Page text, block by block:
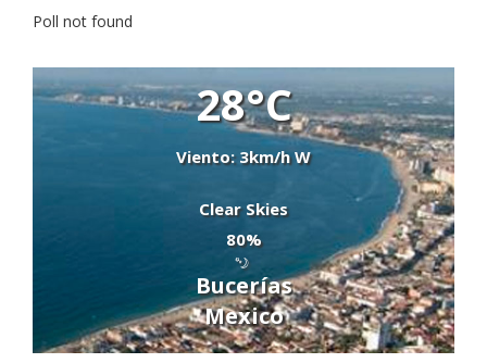
Poll not found
28°C
Viento: 3km/h W
Clear Skies
80%
Bucerías
Mexico